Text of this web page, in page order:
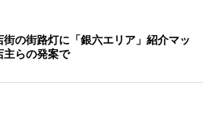
街の街路灯に「銀六エリア」紹介マッ
らの発案で